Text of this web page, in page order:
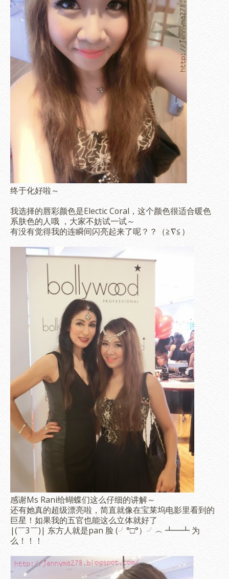
终于化好啦～
我选择的唇彩颜色是Electic Coral，这个颜色很适合暖色
系肤色的人哦 ，大家不妨试一试～
有没有觉得我的连瞬间闪亮起来了呢？？（≧∇≦）
感谢Ms Rani给蝴蝶们这么仔细的讲解～
还有她真的超级漂亮啦，简直就像在宝莱坞电影里看到的
巨星！如果我的五官也能这么立体就好了
|(￣3￣)| 东方人就是pan 脸 (╯°□°）╯︵ ┻━┻ 为
么！！！